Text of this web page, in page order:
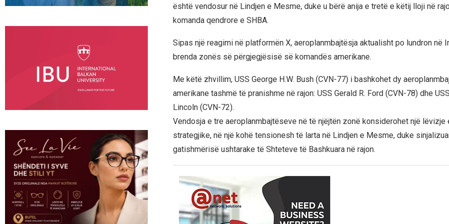
është vendosur në Lindjen e Mesme, duke u bërë anija e tretë e këtij lloji në
komanda qendrore e SHBA.
Sipas një reagimi në platformën X, aeroplanmbajtësja aktualisht po lundron në
brenda zonës së përgjegjësisë së komandës amerikane.
Me këtë zhvillim, USS George H.W. Bush (CVN-77) i bashkohet dy
amerikane tashmë të pranishme në rajon: USS Gerald R. Ford (CVN-78) dhe
Lincoln (CVN-72).
Vendosja e tre aeroplanmbajtëseve në të njëjtën zonë konsiderohet një lëvizje
strategjike, në një kohë tensionesh të larta në Lindjen e Mesme, duke
gatishmërisë ushtarake të Shteteve të Bashkuara në rajon.